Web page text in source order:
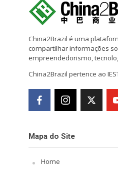
China2Brazil é uma
compartilhar informações
empreendedorismo,
China2Brazil pertence ao
Mapa do Site
Home